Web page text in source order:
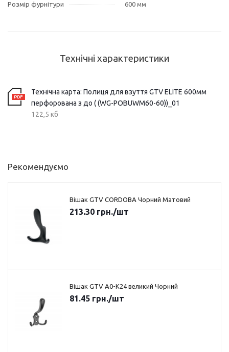
Розмір фурнітури
600 мм
Технічні характеристики
Технічна карта: Полиця для взуття GTV ELITE 600мм
перфорована з до ( (WG-POBUWM60-60))_01
122,5 кб
Рекомендуємо
Вішак GTV CORDOBA Чорний Матовий
213.30 грн./шт
Вішак GTV A0-K24 великий Чорний
81.45 грн./шт